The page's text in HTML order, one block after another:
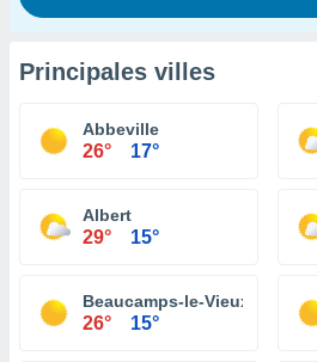
Principales villes
Abbeville
26° 17°
Albert
29° 15°
Beaucamps-le-Vieux
26° 15°